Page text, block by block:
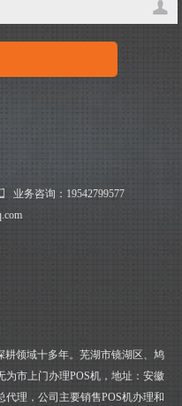
业务咨询：19542799577
耕领域十多年。芜湖市镜湖区、鸠
市上门办理POS机，地址：安徽
理，公司主要销售POS机办理和